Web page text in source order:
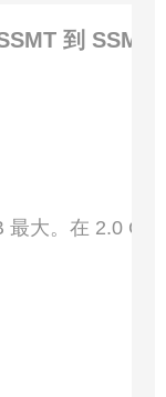
到 SSMT
最大。在 2.0